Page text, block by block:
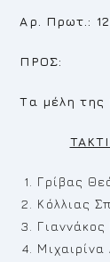
Αρ. Πρωτ.:
ΠΡΟΣ:
Τα μέλη της
Γρίβας
Κόλλιας
Γιαννάκος